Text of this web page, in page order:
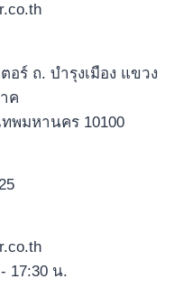
อร์ ถ. บำรุงเมือง แขวง
ค
พมหานคร 10100
17:30 น.